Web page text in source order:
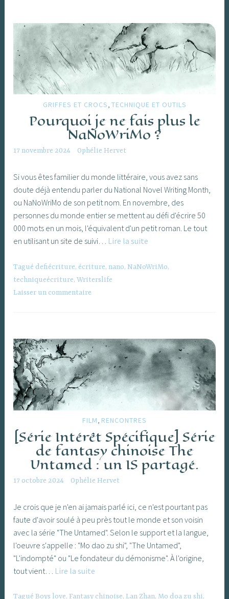
GRIFFES ET CROCS TECHNIQUE ET OUTILS
Pourquoi je ne fais plus le
NaNoWriMo ?
17 novembre 2024 Ophélie Hervet
Si vous êtes familier du monde littéraire, vous avez sans
doute déjà entendu parler du National Novel Writing Month,
ou NaNoWriMo de son petit nom. En novembre, des
personnes du monde entier se mettent au défi d'écrire 50
000 mots en un mois, l'équivalent d'un petit roman. Le tout
en utilisant un site de suivi… Lire la suite
ne
Tagué defiécriture, écriture, nano,NaNoWriMo,
techniqueécriture,Writerslife
Laisser un commentaire
FILM, RENCONTRES
[Série Intérêt Spécifique] Série
de fantasy chinoise The
Untamed : un IS partagé.
17 octobre 2024 Ophélie Hervet
Je crois que je n'en ai jamais parlé ici, ce n'est pourtant pas
faute d'avoir soulé à peu près tout le monde et son voisin
avec la série "The Untamed". Selon le support et la langue,
l'oeuvre s'appelle : "Mo dao zu shi", "The Untamed",
"L'indompté" ou "Le fondateur du démonisme". À l'origine,
tout vient… Lire la suite
Spécifique]
TaguéBoys love,Fantasy chinoise,Lan Zhan,Mo doa zu shi,